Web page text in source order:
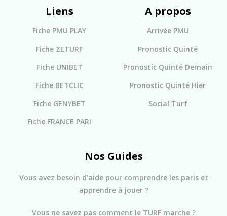
Liens
Fiche PMU PLAY
Fiche ZETURF
Fiche UNIBET
Fiche BETCLIC
Fiche GENYBET
Fiche FRANCE PARI
A propos
Arrivée PMU
Pronostic Quinté
Pronostic Quinté Demain
Pronostic Quinté Hier
Social Turf
Nos Guides
Vous avez besoin d’aide pour comprendre les paris et
apprendre à jouer ?
Vous ne savez pas comment le TURF marche ?